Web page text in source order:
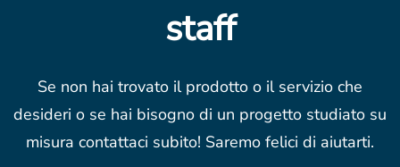
staff
Se non hai trovato il prodotto o il servizio che
desideri o se hai bisogno di un progetto studiato su
misura contattaci subito! Saremo felici di aiutarti.